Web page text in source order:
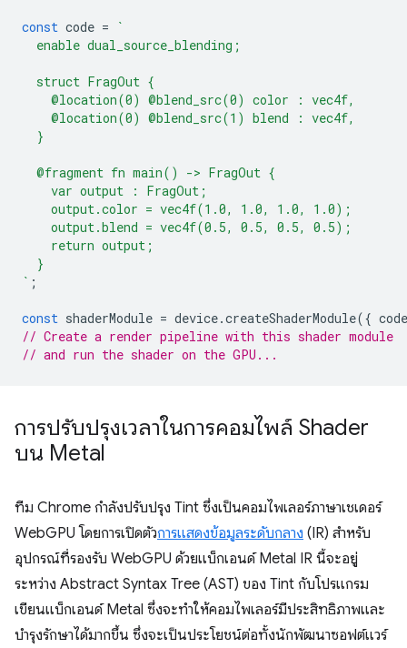
const code =
`
  enable dual_source_blending;
  struct FragOut {
    @location(0) @blend_src(0) color : vec4f,
    @location(0) @blend_src(1) blend : vec4f,
  }
  @fragment fn main() -> FragOut {
    var output : FragOut;
    output.color = vec4f(1.0, 1.0, 1.0, 1.0);
    output.blend = vec4f(0.5, 0.5, 0.5, 0.5);
    return output;
  }
` ;
const shaderModule = device.createShaderModule({ code
// Create a render pipeline with this shader module
// and run the shader on the GPU...
การปรับปรุงเวลาในการคอมไพล์ Shader
บน Metal
ทีม Chrome กำลังปรับปรุง Tint ซึ่งเป็นคอมไพเลอร์ภาษาเชเดอร์
WebGPU โดยการเปิดตัวการแสดงข้อมูลระดับกลาง (IR) สำหรับ
อุปกรณ์ที่รองรับ WebGPU ด้วยแบ็กเอนด์ Metal IR นี้จะอยู่
ระหว่าง Abstract Syntax Tree (AST) ของ Tint กับโปรแกรม
เขียนแบ็กเอนด์ Metal ซึ่งจะทำให้คอมไพเลอร์มีประสิทธิภาพและ
บำรุงรักษาได้มากขึ้น ซึ่งจะเป็นประโยชน์ต่อทั้งนักพัฒนาซอฟต์แวร์